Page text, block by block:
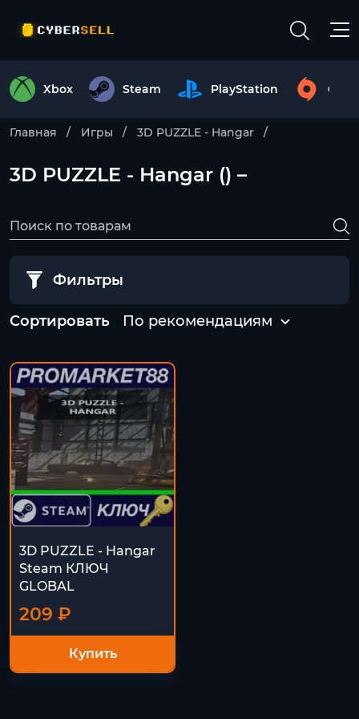
Xbox Steam PlayStation
Главная Игры 3D PUZZLE - Hangar
3D PUZZLE - Hangar () –
Фильтры
Сортировать По рекомендациям
3D PUZZLE - Hangar
Steam КЛЮЧ
GLOBAL
209 ₽
Купить